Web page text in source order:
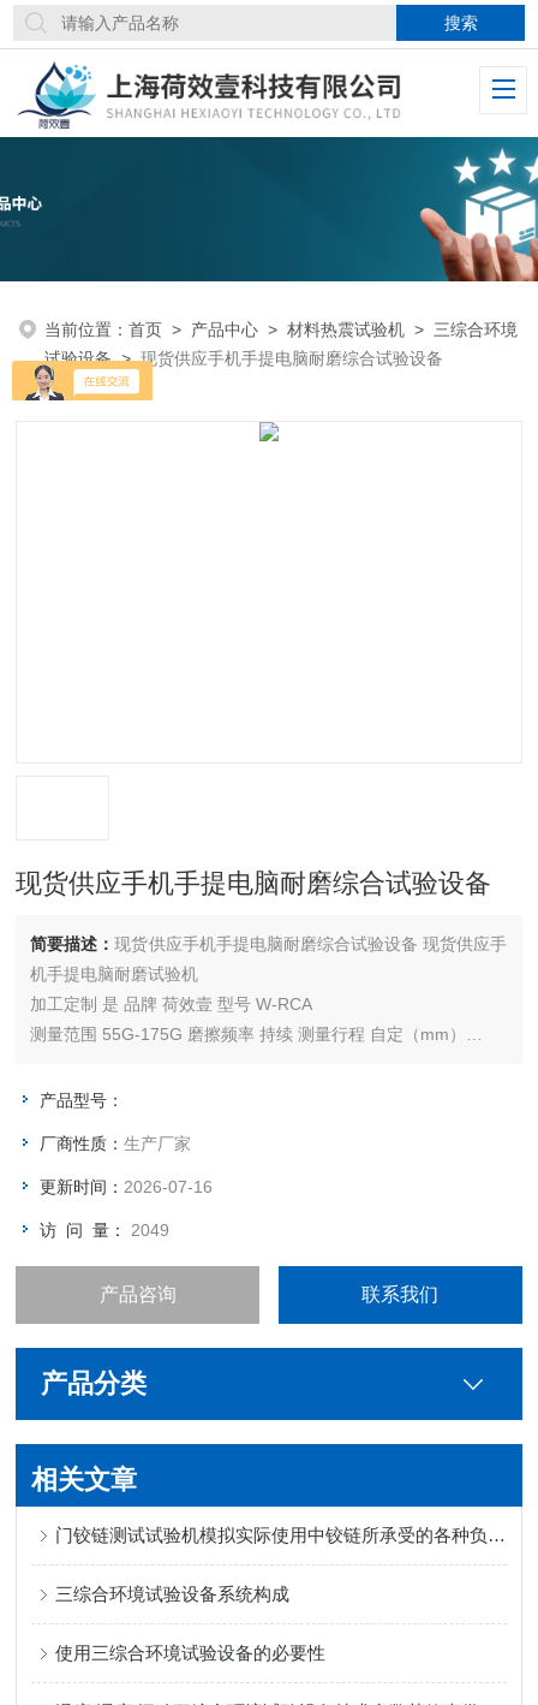
当前位置：首页 > 产品中心 >材料热震试验机 > 三综合环境
试验设备>现货供应手机手提电脑耐磨综合试验设备
现货供应手机手提电脑耐磨综合试验设备
简要描述：现货供应手机手提电脑耐磨综合试验设备 现货供应手
机手提电脑耐磨试验机
加工定制 是 品牌 荷效壹 型号 W-RCA
测量范围 55G-175G 磨擦频率 持续 测量行程 自定（mm）
产品型号：
厂商性质：生产厂家
更新时间： 2026-07-16
访 问 量： 2049
产品咨询 联系我们
产品分类
相关文章
门铰链测试试验机模拟实际使用中铰链所承受的各种负载和应力
三综合环境试验设备系统构成
使用三综合环境试验设备的必要性